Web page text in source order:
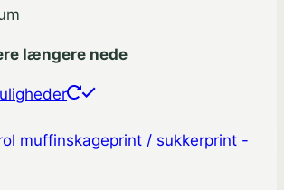
længere nede
Dette
har